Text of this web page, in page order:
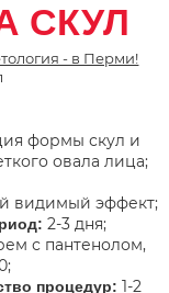
СКУЛ
- в Перми!
формы скул и
овала лица;
видимый эффект;
2-3 дня;
с пантенолом,
процедур:1-2